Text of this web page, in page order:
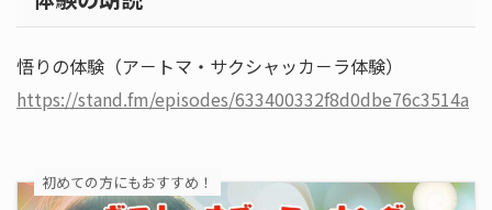
悟りの体験（ア－トマ・サクシャッカ－ラ体験）
https://stand.fm/episodes/633400332f8d0dbe76c3514a
初めての方にもおすすめ！